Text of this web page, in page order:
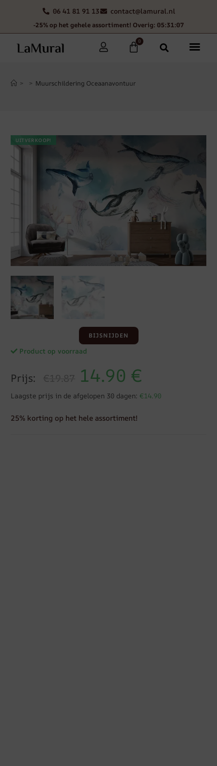
06 41 81 91 13 contact@lamural.nl
-25% op het gehele assortiment! Overig: 05:31:07
0
> > Muurschildering Oceaanavontuur
UITVERKOOP!
BIJSNIJDEN
Product op voorraad
Prijs: €19.87 14.90 €
Laagste prijs in de afgelopen 30 dagen: €14.90
25% korting op het hele assortiment!